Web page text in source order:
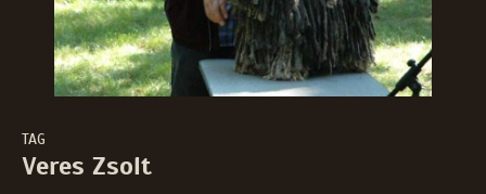
TAG
Veres Zsolt